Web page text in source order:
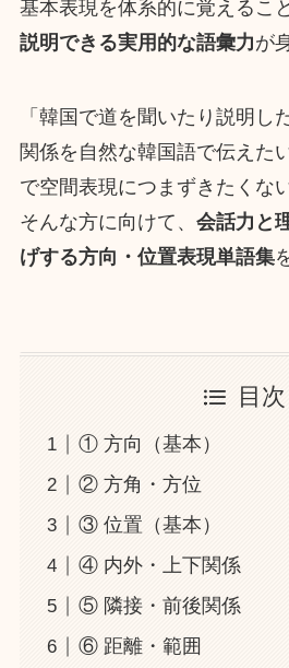
基本表現を体系的に覚えるこ
説明できる実用的な語彙力が
「韓国で道を聞いたり説明し
関係を自然な韓国語で伝えた
で空間表現につまずきたくない
そんな方に向けて、 会話力と
げする方向・位置表現単語集
目次
① 方向（基本）
② 方角・方位
③ 位置（基本）
④ 内外・上下関係
⑤ 隣接・前後関係
⑥ 距離・範囲